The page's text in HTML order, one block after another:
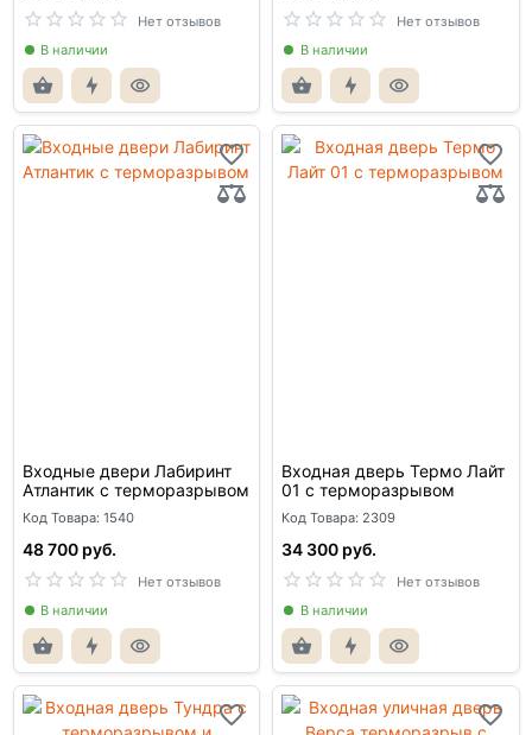
Нет отзывов
В наличии
Нет отзывов
В наличии
Входные двери Лабиринт
Атлантик с терморазрывом
Код Товара: 1540
48 700 руб.
Нет отзывов
В наличии
Входная дверь Термо Лайт
01 с терморазрывом
Код Товара: 2309
34 300 руб.
Нет отзывов
В наличии